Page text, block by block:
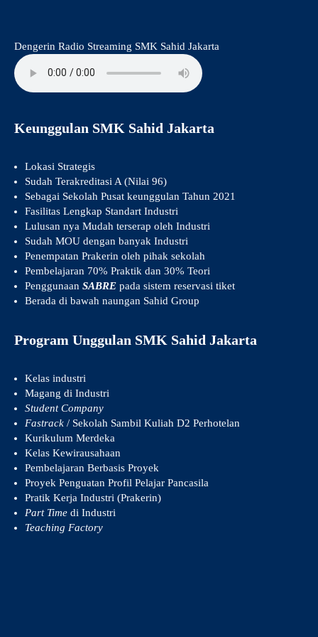
Dengerin Radio Streaming SMK Sahid Jakarta
Keunggulan SMK Sahid Jakarta
Lokasi Strategis
Sudah Terakreditasi A (Nilai 96)
Sebagai Sekolah Pusat keunggulan Tahun 2021
Fasilitas Lengkap Standart Industri
Lulusan nya Mudah terserap oleh Industri
Sudah MOU dengan banyak Industri
Penempatan Prakerin oleh pihak sekolah
Pembelajaran 70% Praktik dan 30% Teori
Penggunaan SABRE pada sistem reservasi tiket
Berada di bawah naungan Sahid Group
Program Unggulan SMK Sahid Jakarta
Kelas industri
Magang di Industri
Student Company
Fastrack / Sekolah Sambil Kuliah D2 Perhotelan
Kurikulum Merdeka
Kelas Kewirausahaan
Pembelajaran Berbasis Proyek
Proyek Penguatan Profil Pelajar Pancasila
Pratik Kerja Industri (Prakerin)
Part Time di Industri
Teaching Factory